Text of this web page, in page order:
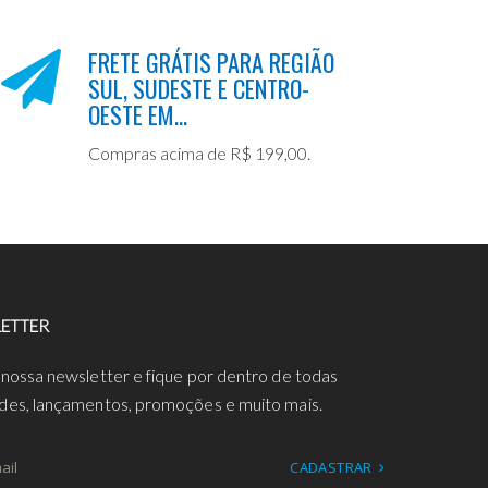
FRETE GRÁTIS PARA REGIÃO
SUL, SUDESTE E CENTRO-
OESTE EM...
Compras acima de R$ 199,00.
newsletter e fique por dentro de todas
lançamentos, promoções e muito mais.
CADASTRAR